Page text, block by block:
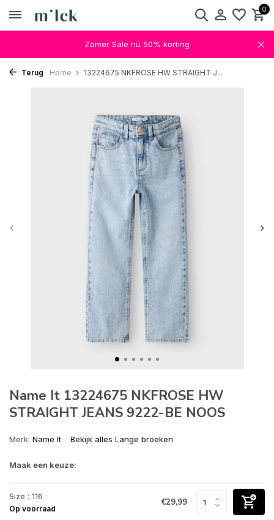
0
Zomer Sale nú 50% korting
Terug Home 13224675 NKFROSE HW STRAIGHT J...
Name It 13224675 NKFROSE HW
STRAIGHT JEANS 9222-BE NOOS
Merk: Name It Bekijk alles Lange broeken
Maak een keuze:
Size : 116
Op voorraad
€29,99